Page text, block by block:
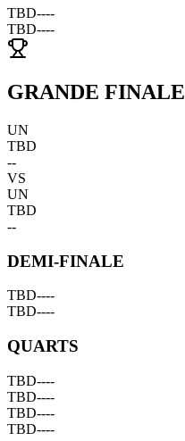
TBD----
TBD----
GRANDE FINALE
UN
TBD
--
VS
UN
TBD
--
DEMI-FINALE
TBD----
TBD----
QUARTS
TBD----
TBD----
TBD----
TBD----